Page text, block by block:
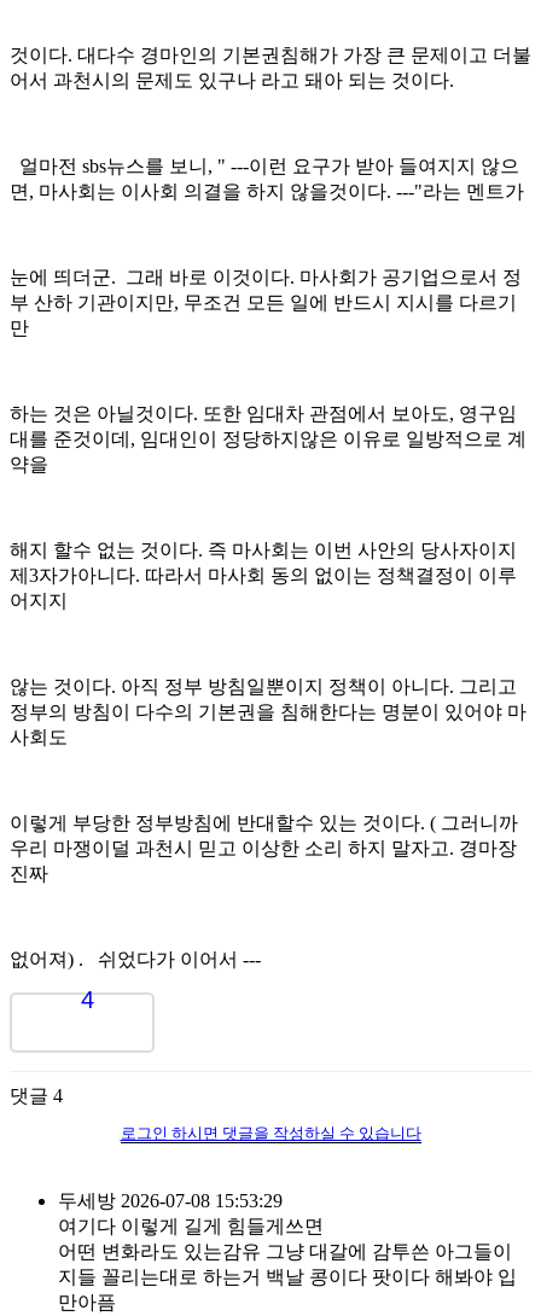
것이다. 대다수 경마인의 기본권침해가 가장 큰 문제이고 더불
어서 과천시의 문제도 있구나 라고 돼아 되는 것이다.
얼마전 sbs뉴스를 보니, " ---이런 요구가 받아 들여지지 않으
면, 마사회는 이사회 의결을 하지 않을것이다. ---"라는 멘트가
눈에 띄더군. 그래 바로 이것이다. 마사회가 공기업으로서 정
부 산하 기관이지만, 무조건 모든 일에 반드시 지시를 다르기
만
하는 것은 아닐것이다. 또한 임대차 관점에서 보아도, 영구임
대를 준것이데, 임대인이 정당하지않은 이유로 일방적으로 계
약을
해지 할수 없는 것이다. 즉 마사회는 이번 사안의 당사자이지
제3자가아니다. 따라서 마사회 동의 없이는 정책결정이 이루
어지지
않는 것이다. 아직 정부 방침일뿐이지 정책이 아니다. 그리고
정부의 방침이 다수의 기본권을 침해한다는 명분이 있어야 마
사회도
이렇게 부당한 정부방침에 반대할수 있는 것이다. ( 그러니까
우리 마쟁이덜 과천시 믿고 이상한 소리 하지 말자고. 경마장
진짜
없어져) . 쉬었다가 이어서 ---
4
댓글 4
로그인 하시면 댓글을 작성하실 수 있습니다
두세방 2026-07-08 15:53:29
여기다 이렇게 길게 힘들게쓰면
어떤 변화라도 있는감유 그냥 대갈에 감투쓴 아그들이
지들 꼴리는대로 하는거 백날 콩이다 팟이다 해봐야 입
만아픔